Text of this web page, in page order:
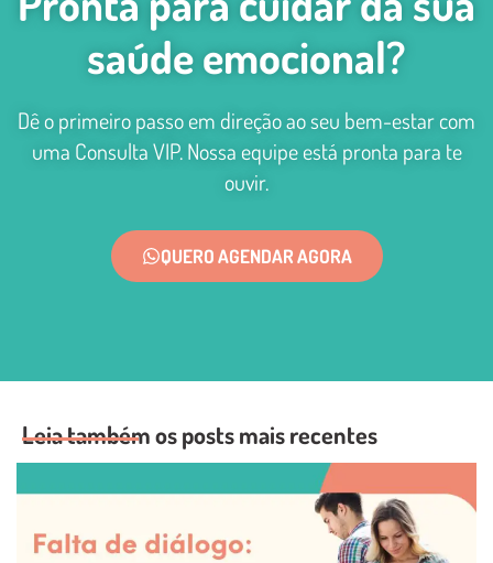
saúde emocional?
Dê o primeiro passo em direção ao seu bem-estar com
uma Consulta VIP. Nossa equipe está pronta para te
ouvir.
QUERO AGENDAR AGORA
Leia também os posts mais recentes